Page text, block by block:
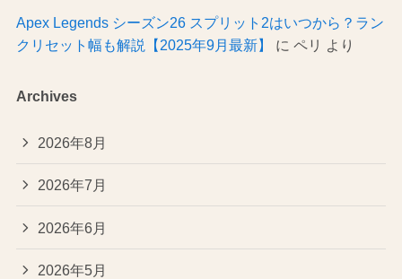
Apex Legends シーズン26 スプリット2はいつから？ラン
クリセット幅も解説【2025年9月最新】
に ペリ より
Archives
2026年8月
2026年7月
2026年6月
2026年5月